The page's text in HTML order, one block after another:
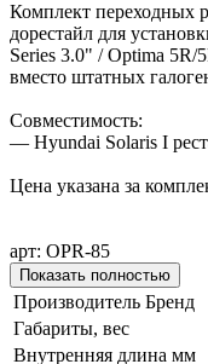
Комплект переходных
дорестайл для
Series 3.0" / Optima
вместо штатных
Совместимость:
— Hyundai Solaris I
Цена указана за
арт: OPR-85
Показать полностью
Производитель Бренд
Габариты, вес
Внутренняя длина мм